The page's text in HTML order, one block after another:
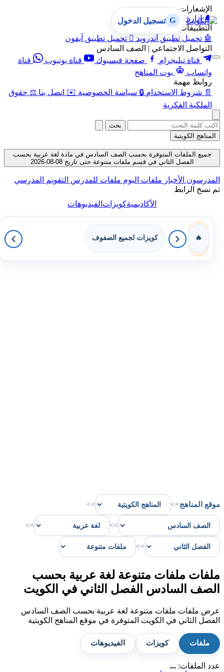
الإشعارات
🔔 إدارة الإشعارات
التطبيقات
🤖 تحميل تطبيق أندرويد  تحميل تطبيق آيفون
التواصل الاجتماعي | الصف السادس
قناة تيليجرام
صفحة فيسبوك قناة يوتيوب
قناة
واتساب
بوت المناهج
روابط مهمة
📄 شروط الاستخدام 🔒 سياسة الخصوصية ✉️ اتصل بنا ⚖️ حقوق
الملكية الفكرية
G تسجيل الدخول
بحث
المناهج الكويتية
جميع الملفات المتوفرة بحسب الصف السادس في مادة لغة عربية بحسب
الفصل الثاني في قسم ملفات متنوعة حتى تاريخ 08-08-2026
المدرسون الأخبار ملفات اليوم ملفات للمدرس التقويم المدرسي
تم نسخ الرابط
الأكاديميةكويزاتالفيديوهات
🔥 كويزات لجميع الصفوف
موقع المناهج>>
>>
>>
>>
>>
ملفات ملفات متنوعة لغة عربية بحسب
الصف السادس الفصل الثاني في الكويت
عرض ملفات ملفات متنوعة لغة عربية بحسب الصف السادس
الفصل الثاني في الكويت المتوفرة في موقع المناهج الكويتية
ملفات كويزات الفيديوهات
عدد الملفات: ...